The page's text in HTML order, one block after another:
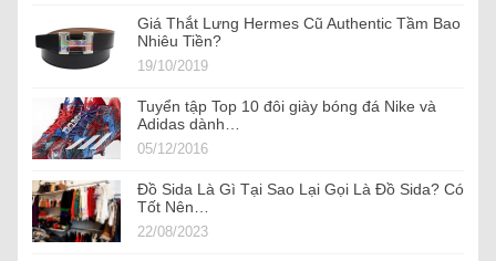
Giá Thắt Lưng Hermes Cũ Authentic Tầm Bao
Nhiêu Tiền?
19/10/2019
Tuyển tập Top 10 đôi giày bóng đá Nike và
Adidas dành…
05/12/2016
Đồ Sida Là Gì Tại Sao Lại Gọi Là Đồ Sida? Có
Tốt Nên…
22/08/2023